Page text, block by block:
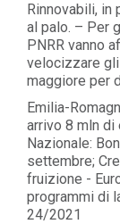
Rinnovabili, in
al palo. – Per
PNRR vanno
velocizzare gli
maggiore per
Emilia-
arrivo 8 mln di
Nazionale:
settembre;
fruizione -
programmi di
24/2021